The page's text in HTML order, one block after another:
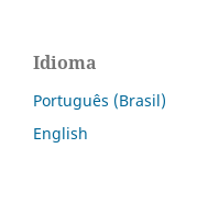
Idioma
Português (Brasil)
English